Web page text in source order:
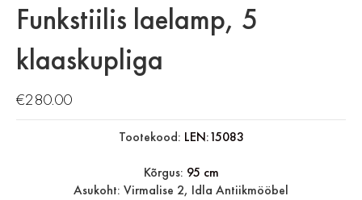
Funkstiilis laelamp, 5
klaaskupliga
€280.00
Tootekood: LEN:15083
Kõrgus: 95 cm
Asukoht: Virmalise 2, Idla Antiikmööbel